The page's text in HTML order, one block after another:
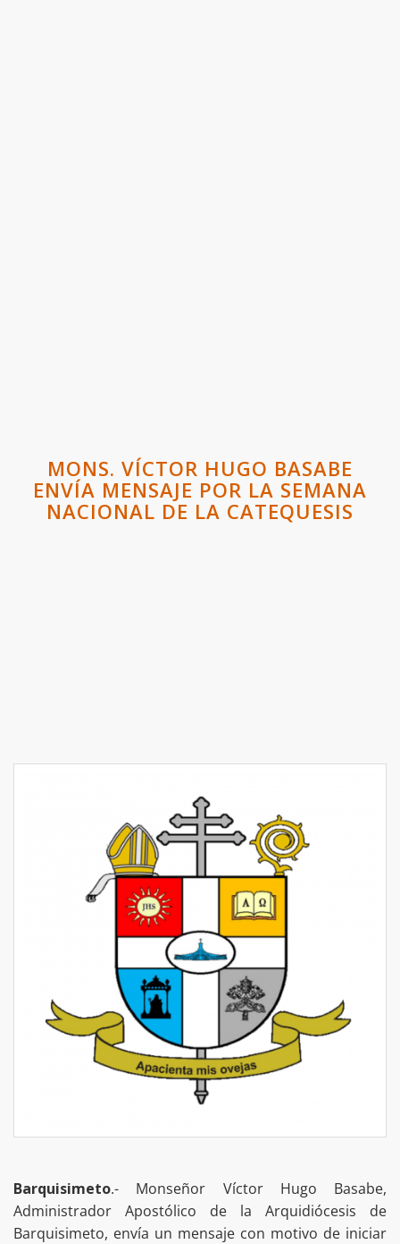
MONS. VÍCTOR HUGO BASABE
ENVÍA MENSAJE POR LA SEMANA
NACIONAL DE LA CATEQUESIS
Barquisimeto.- Monseñor Víctor Hugo Basabe,
Administrador Apostólico de la Arquidiócesis de
Barquisimeto, envía un mensaje con motivo de iniciar